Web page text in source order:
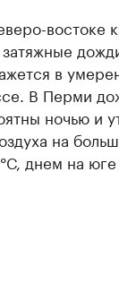
востоке
в
В Перми
ночью и
на
днем на